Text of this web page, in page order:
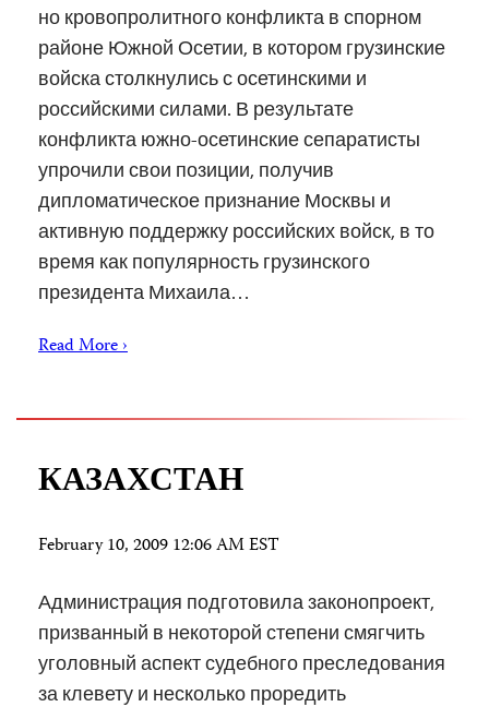
но кровопролитного конфликта в спорном
районе Южной Осетии, в котором грузинские
войска столкнулись с осетинскими и
российскими силами. В результате
конфликта южно-осетинские сепаратисты
упрочили свои позиции, получив
дипломатическое признание Москвы и
активную поддержку российских войск, в то
время как популярность грузинского
президента Михаила…
Read More ›
КАЗАХСТАН
February 10, 2009 12:06 AM EST
Администрация подготовила законопроект,
призванный в некоторой степени смягчить
уголовный аспект судебного преследования
за клевету и несколько проредить